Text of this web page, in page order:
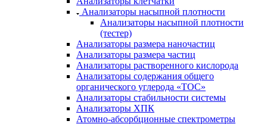
Анализаторы насыпной плотности
Анализаторы насыпной плотности
(тестер)
Анализаторы размера наночастиц
Анализаторы размера частиц
Анализаторы растворенного кислорода
Анализаторы содержания общего
органического углерода «TOC»
Анализаторы стабильности системы
Анализаторы ХПК
Атомно-абсорбционные спектрометры